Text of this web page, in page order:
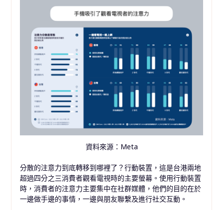
資料來源：Meta
分散的注意力到底轉移到哪裡了？行動裝置，這是台港兩地
超過四分之三消費者觀看電視時的主要螢幕。使用行動裝置
時，消費者的注意力主要集中在社群媒體，他們的目的在於
一邊做手邊的事情，一邊與朋友聯繫及進行社交互動。